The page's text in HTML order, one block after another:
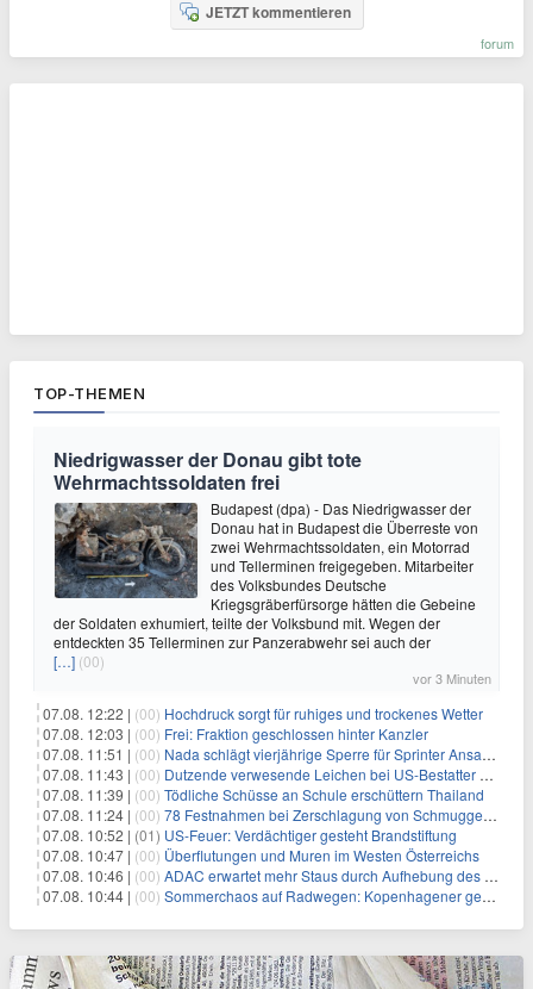
JETZT kommentieren
forum
TOP-THEMEN
Niedrigwasser der Donau gibt tote
Wehrmachtssoldaten frei
Budapest (dpa) - Das Niedrigwasser der
Donau hat in Budapest die Überreste von
zwei Wehrmachtssoldaten, ein Motorrad
und Tellerminen freigegeben. Mitarbeiter
des Volksbundes Deutsche
Kriegsgräberfürsorge hätten die Gebeine
der Soldaten exhumiert, teilte der Volksbund mit. Wegen der
entdeckten 35 Tellerminen zur Panzerabwehr sei auch der
[…] (00)
vor 3 Minuten
07.08. 12:22 | (00) Hochdruck sorgt für ruhiges und trockenes Wetter
07.08. 12:03 | (00) Frei: Fraktion geschlossen hinter Kanzler
07.08. 11:51 | (00) Nada schlägt vierjährige Sperre für Sprinter Ansah vor
07.08. 11:43 | (00) Dutzende verwesende Leichen bei US-Bestatter gefunden
07.08. 11:39 | (00) Tödliche Schüsse an Schule erschüttern Thailand
07.08. 11:24 | (00) 78 Festnahmen bei Zerschlagung von Schmuggelnetzwerk in Spanien
07.08. 10:52 | (01) US-Feuer: Verdächtiger gesteht Brandstiftung
07.08. 10:47 | (00) Überflutungen und Muren im Westen Österreichs
07.08. 10:46 | (00) ADAC erwartet mehr Staus durch Aufhebung des Lkw-Fahrverbots
07.08. 10:44 | (00) Sommerchaos auf Radwegen: Kopenhagener genervt von Touristen